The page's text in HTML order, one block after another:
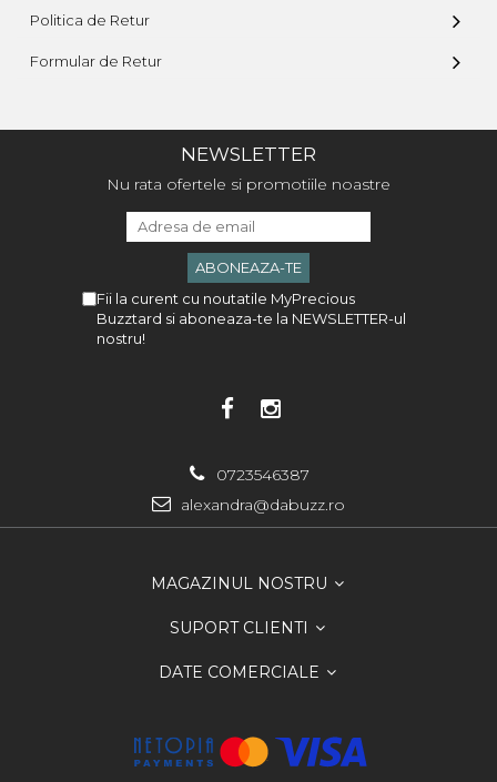
Politica de Retur
Formular de Retur
NEWSLETTER
Nu rata ofertele si promotiile noastre
Fii la curent cu noutatile MyPrecious
Buzztard si aboneaza-te la NEWSLETTER-ul
nostru!
0723546387
alexandra@dabuzz.ro
MAGAZINUL NOSTRU
SUPORT CLIENTI
DATE COMERCIALE